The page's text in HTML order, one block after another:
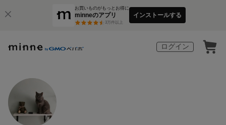
お買いものがもっとお得に
minneのアプリ
3万件以上
インストールする
ログイン